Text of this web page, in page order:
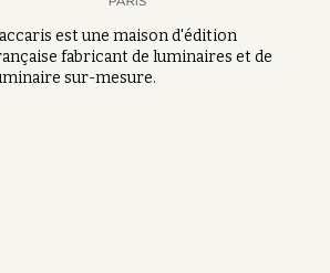
est une maison d'édition
fabricant de luminaires et de
sur-mesure.